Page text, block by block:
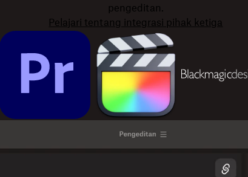
pengeditan.
Pelajari tentang integrasi pihak ketiga